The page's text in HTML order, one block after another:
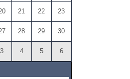
21 22 23
28 29 30
3 4 5 6